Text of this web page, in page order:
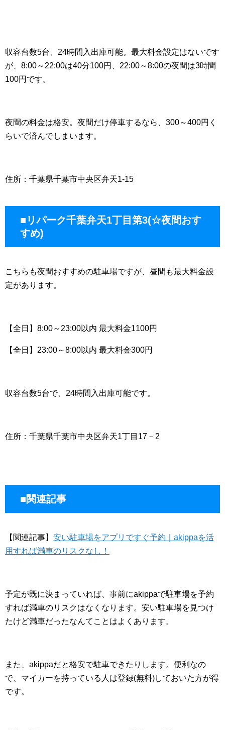
収容台数5台、24時間入出庫可能。最大料金設定はないです
が、8:00～22:00は40分100円、22:00～8:00の夜間は3時間
100円です。
夜間の料金は格安。夜間だけ停車するなら、300～400円く
らいで済んでしまいます。
住所：千葉県千葉市中央区弁天1-15
■リパーク千葉弁天1丁目第3(☆夜間おす
すめ)
こちらも夜間おすすめの駐車場ですが、昼間も最大料金設
定があります。
【全日】8:00～23:00以内 最大料金1100円
【全日】23:00～8:00以内 最大料金300円
収容台数5台で、24時間入出庫可能です。
住所：千葉県千葉市中央区弁天1丁目17－2
■関連記事
【関連記事】 安い駐車場をアプリですぐ予約｜akippaを活
用すれば満車のリスクなし！
予定が既に決まっていれば、事前にakippaで駐車場を予約
すれば満車のリスクはなくなります。安い駐車場を見つけ
たけど満車だったなんてことはよくあります。
また、akippaだと格安で駐車できたりします。便利なの
で、マイカーを持っている人は登録(無料)しておいた方が得
です。